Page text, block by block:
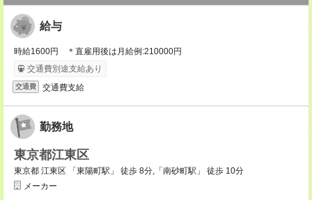
給与
時給1600円 ＊直雇用後は月給例:210000円
交通費別途支給あり
交通費 交通費支給
勤務地
東京都江東区
東京都 江東区 「東陽町駅」 徒歩 8分,「南砂町駅」 徒歩 10分
メーカー